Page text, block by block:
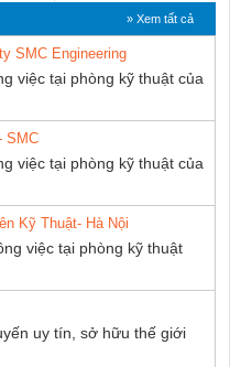
DỊCH VỤ KỸ
THUẬT ĐIỆN CƠ
GIA HƯNG
PHÁT
» Xem tất cả
SMC Engineering
việc tại phòng kỹ thuật của
SMC
việc tại phòng kỹ thuật của
Kỹ Thuật- Hà Nội
việc tại phòng kỹ thuật
uy tín, sở hữu thế giới